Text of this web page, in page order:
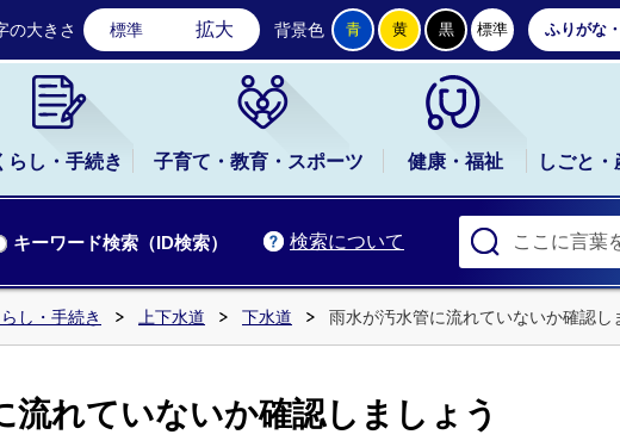
石岡市公式ホームページ
の大きさ 標準 拡大 背景色 青 黄 黒 標準 ふりがな
らし・手続き 子育て・教育・スポーツ 健康・福祉 しごと・
検索について
キーワード検索（ID検索）
らし・手続き 上下水道 下水道 雨水が汚水管に流れていないか確認し
流れていないか確認しましょう